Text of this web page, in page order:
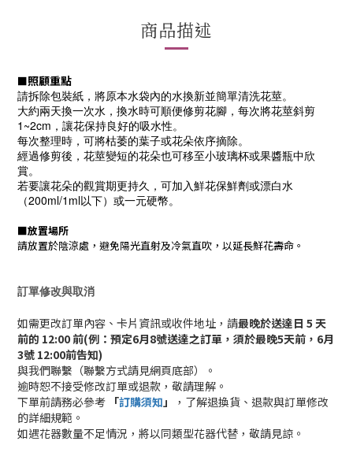
商品描述
■照顧重點
請拆除包裝紙，將原本水袋內的水換新並簡單清洗花莖。
大約兩天換一次水，換水時可順便修剪花腳，每次將花莖斜剪
1~2cm，讓花保持良好的吸水性。
每次整理時，可將枯萎的葉子或花朵依序摘除。
經過修剪後，花莖變短的花朵也可移至小玻璃杯或果醬瓶中欣
賞。
若要讓花朵的觀賞期更持久，可加入鮮花保鮮劑或漂白水
（200ml/1ml以下）或一元硬幣。
■放置場所
請放置於陰涼處，避免陽光直射及冷氣直吹，以延長鮮花壽命。
訂單修改與取消
如需更改訂單內容、卡片資訊或收件地址，請最晚於送達日 5 天
前的 12:00 前(例：預定6月8號送達之訂單，須於最晚5天前，6月
3號 12:00前告知)
與我們聯繫（聯繫方式請見網頁底部）。
逾時恕不接受修改訂單或退款，敬請理解。
下單前請務必參考 「訂購須知」
，了解退換貨、退款與訂單修改
的詳細規範。
如遇花器數量不足情況，將以同類型花器代替，敬請見諒。